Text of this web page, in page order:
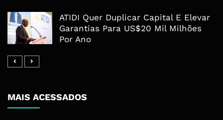
ATIDI Quer Duplicar Capital E Elevar
Garantias Para US$20 Mil Milhões
Por Ano
MAIS ACESSADOS